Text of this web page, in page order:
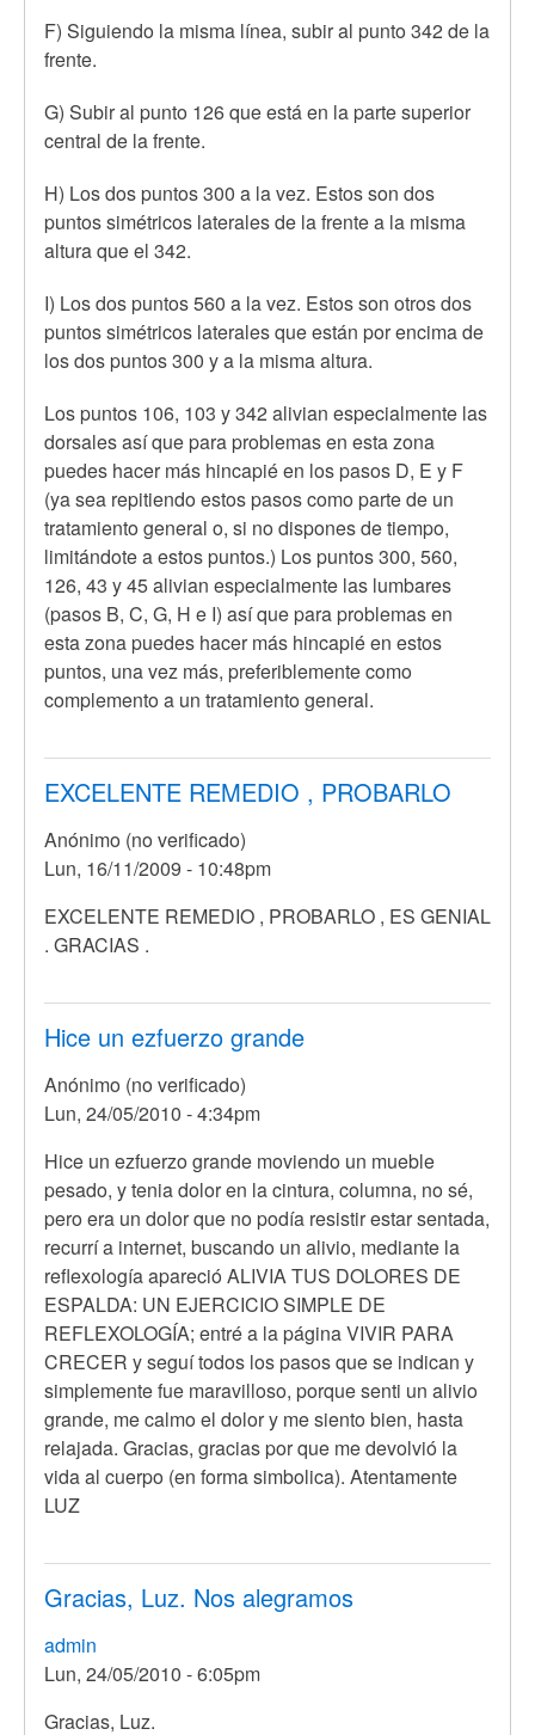
F) Siguiendo la misma línea, subir al punto 342 de la
frente.
G) Subir al punto 126 que está en la parte superior
central de la frente.
H) Los dos puntos 300 a la vez. Estos son dos
puntos simétricos laterales de la frente a la misma
altura que el 342.
I) Los dos puntos 560 a la vez. Estos son otros dos
puntos simétricos laterales que están por encima de
los dos puntos 300 y a la misma altura.
Los puntos 106, 103 y 342 alivian especialmente las
dorsales así que para problemas en esta zona
puedes hacer más hincapié en los pasos D, E y F
(ya sea repitiendo estos pasos como parte de un
tratamiento general o, si no dispones de tiempo,
limitándote a estos puntos.) Los puntos 300, 560,
126, 43 y 45 alivian especialmente las lumbares
(pasos B, C, G, H e I) así que para problemas en
esta zona puedes hacer más hincapié en estos
puntos, una vez más, preferiblemente como
complemento a un tratamiento general.
EXCELENTE REMEDIO , PROBARLO
Anónimo (no verificado)
Lun, 16/11/2009 - 10:48pm
EXCELENTE REMEDIO , PROBARLO , ES GENIAL
. GRACIAS .
Hice un ezfuerzo grande
Anónimo (no verificado)
Lun, 24/05/2010 - 4:34pm
Hice un ezfuerzo grande moviendo un mueble
pesado, y tenia dolor en la cintura, columna, no sé,
pero era un dolor que no podía resistir estar sentada,
recurrí a internet, buscando un alivio, mediante la
reflexología apareció ALIVIA TUS DOLORES DE
ESPALDA: UN EJERCICIO SIMPLE DE
REFLEXOLOGÍA; entré a la página VIVIR PARA
CRECER y seguí todos los pasos que se indican y
simplemente fue maravilloso, porque senti un alivio
grande, me calmo el dolor y me siento bien, hasta
relajada. Gracias, gracias por que me devolvió la
vida al cuerpo (en forma simbolica). Atentamente
LUZ
Gracias, Luz. Nos alegramos
admin
Lun, 24/05/2010 - 6:05pm
En
Gracias, Luz.